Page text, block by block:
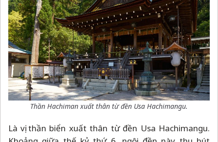
Thần Hachiman xuất thân từ đền Usa Hachimangu.
Là vị thần biển xuất thân từ đền Usa Hachimangu.